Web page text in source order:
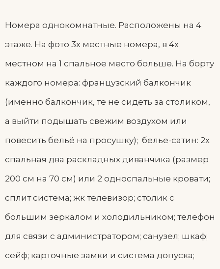
Номера однокомнатные. Расположены на 4
этаже. На фото 3х местные номера, в 4х
местном на 1 спальное место больше. На борту
каждого номера: французский балкончик
(именно балкончик, те не сидеть за столиком,
а выйти подышать свежим воздухом или
повесить бельё на просушку); белье-сатин: 2х
спальная два раскладных диванчика (размер
200 см на 70 см) или 2 односпальные кровати;
сплит система; жк телевизор; столик с
большим зеркалом и холодильником; телефон
для связи с администратором; санузел; шкаф;
сейф; карточные замки и система допуска;